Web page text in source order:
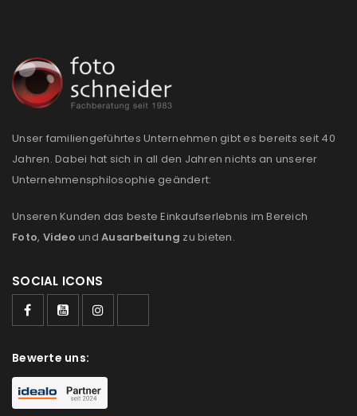
Unser familiengeführtes Unternehmen gibt es bereits seit 40
Jahren. Dabei hat sich in all den Jahren nichts an unserer
Unternehmensphilosophie geändert:
Unseren Kunden das beste Einkaufserlebnis im Bereich
Foto, Video und Ausarbeitung zu bieten.
SOCIAL ICONS
Bewerte uns: